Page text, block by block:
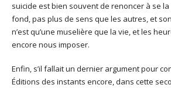
suicide est bien souvent de renoncer à se la
fond, pas plus de sens que les autres, et
n’est qu’une muselière que la vie, et les
encore nous imposer.
Enfin, s’il fallait un dernier argument pour
Éditions des instants encore, dans cette